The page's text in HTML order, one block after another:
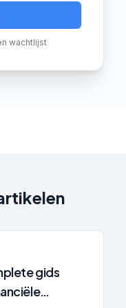
wachtlijst
gids